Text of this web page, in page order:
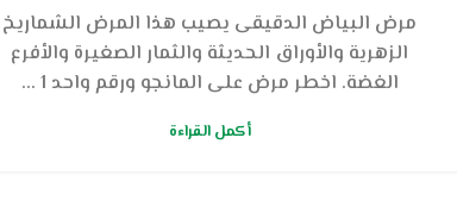
مرض البياض الدقيقى يصيب هذا المرض الشماريخ
الزهرية والأوراق الحديثة والثمار الصغيرة والأفرع
الغضة. اخطر مرض على المانجو ورقم واحد 1 ...
أكمل القراءة